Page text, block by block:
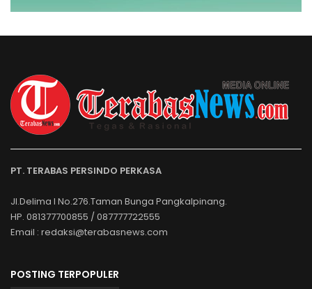
PT. TERABAS PERSINDO PERKASA
Jl.Delima I No.276.Taman Bunga Pangkalpinang.
HP. 081377700855 / 087777722555
Email : redaksi@terabasnews.com
POSTING TERPOPULER